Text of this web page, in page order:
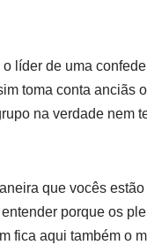
líder de uma
toma conta anciãs
na verdade nem
que vocês
porque os
fica aqui também o